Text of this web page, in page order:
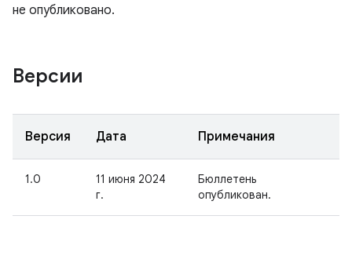
не опубликовано.
Версии
Версия Дата Примечания
1.0
11 июня 2024
г.
Бюллетень
опубликован.